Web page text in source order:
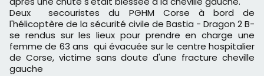
Deux secouristes du PGHM Corse à bord de
l'hélicoptère de la sécurité civile de Bastia - Dragon 2 B-
se rendus sur les lieux pour prendre en charge une
femme de 63 ans qui évacuée sur le centre hospitalier
de Corse, victime sans doute d'une fracture cheville
gauche